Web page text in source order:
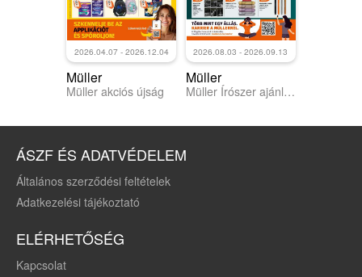
2026.04.07 - 2026.12.04
Müller
Müller akciós újság
2026.08.03 - 2026.09.13
Müller
Müller Írószer ajánlatok
ÁSZF ÉS ADATVÉDELEM
Általános szerződési feltételek
Adatkezelési tájékoztató
ELÉRHETŐSÉG
Kapcsolat